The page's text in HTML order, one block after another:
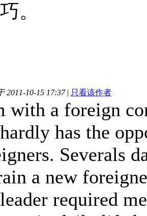
。
2011-10-15 17:37| 只看该作者
with a foreign
has the
Severals
a new
required